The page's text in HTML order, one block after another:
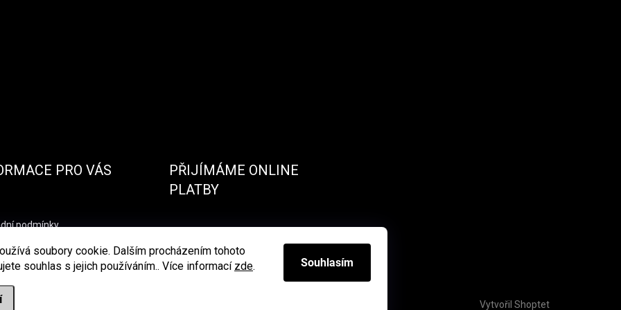
soubory cookie. Dalším procházením tohoto
souhlas s jejich používáním.. Více informací zde. Souhlasím
PRO VÁS
podmínky
ochrany osobních údajů
PŘIJÍMÁME ONLINE
PLATBY
Vytvořil Shoptet